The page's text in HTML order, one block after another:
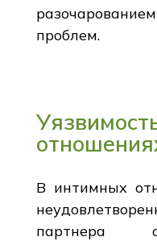
проблем.
В интимных
партнера